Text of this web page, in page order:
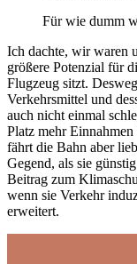
Für wie dumm
Ich dachte, wir waren
größere Potenzial für
Flugzeug sitzt.
Verkehrsmittel und
auch nicht einmal
Platz mehr
fährt die Bahn aber
Gegend, als sie
Beitrag zum
wenn sie Verkehr
erweitert.